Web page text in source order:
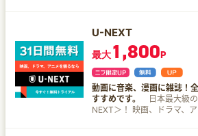
めのクレジットカードです。 楽天カードが選ばれ
る4つのポイント 年会費永年無料！ 100円のお買
い物につき1ポイント貯まる
の対象外となる場合がござ
トは楽天市場だけではなく
楽天市場でのお買い物はポ
進呈には上限や条件があり
U-NEXT
最大1,800P
動画に音楽、漫画に雑誌！
すすめです。
日本最大級
NEXT＞！ 映画、ドラマ、